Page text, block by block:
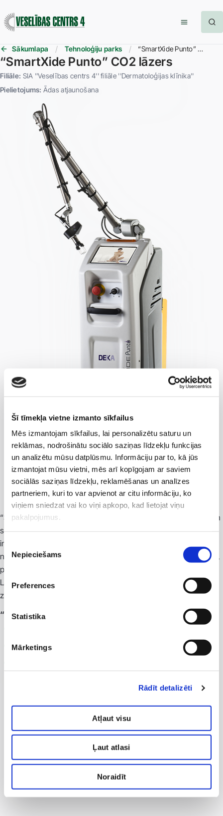
Šī tīmekļa vietne izmanto sīkfailus
Mēs izmantojam sīkfailus, lai personalizētu saturu un
reklāmas, nodrošinātu sociālo saziņas līdzekļu funkcijas
un analizētu mūsu datplūsmu. Informāciju par to, kā jūs
izmantojat mūsu vietni, mēs arī kopīgojam ar saviem
sociālās saziņas līdzekļu, reklamēšanas un analīzes
partneriem, kuri to var apvienot ar citu informāciju, ko
viņiem sniedzat vai ko viņi apkopo, kad lietojat viņu
pakalpojumus.
Piekrišanas
izvēle
Nepieciešams
Preferences
Statistika
Mārketings
Rādīt detalizēti
Atļaut visu
Ļaut atlasi
Noraidīt
Sākumlapa Tehnoloģiju parks “SmartXide Punto” CO2 lāzers
“SmartXide Punto” CO2 lāzers
Filiāle: SIA ''Veselības centrs 4'' filiāle ''Dermatoloģijas klīnika''
Pielietojums: Ādas atjaunošana
“SmartXide Punto” CO2 lāzers (“DEKA”, Itālija). ļauj efektīvi un
saudzīgi veikt komplicētas procedūras ādas atjaunošanai,
intensīvai kopšanai un kosmētisko defektu novēršanai, sākot
no virspusējiem pīlingiem līdz vissarežģītākajiem gadījumiem,
piemēram, rētām, virsmas pigmentācijai un dziļām grumbām.
Lāzers ir piemērots procedūru veikšanai arī jutīgās ķermeņa
zonās (kakls, acu plakstiņi).
“SmartXide Punto” ir īpaši ieteicams:
dažādu ādas veidojumu un rētu likvidēšanai;